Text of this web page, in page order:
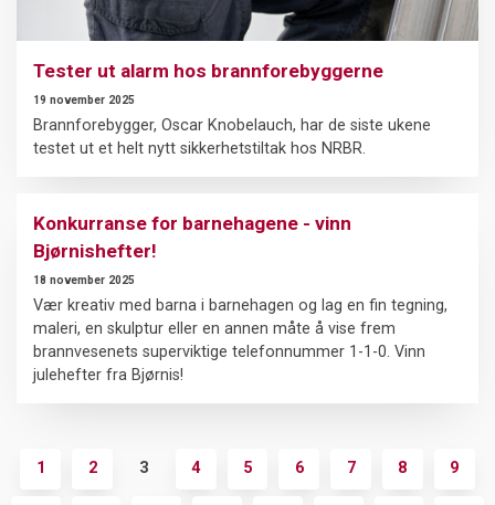
Tester ut alarm hos brannforebyggerne
19 november 2025
Brannforebygger, Oscar Knobelauch, har de siste ukene
testet ut et helt nytt sikkerhetstiltak hos NRBR.
Konkurranse for barnehagene - vinn
Bjørnishefter!
18 november 2025
Vær kreativ med barna i barnehagen og lag en fin tegning,
maleri, en skulptur eller en annen måte å vise frem
brannvesenets superviktige telefonnummer 1-1-0. Vinn
julehefter fra Bjørnis!
1 2 3 4 5 6 7 8 9